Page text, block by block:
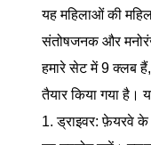
यह महिलाओं की
संतोषजनक और
हमारे सेट में 9 क्लब
तैयार किया गया है।
1. ड्राइवर: फ़ेयरवे के